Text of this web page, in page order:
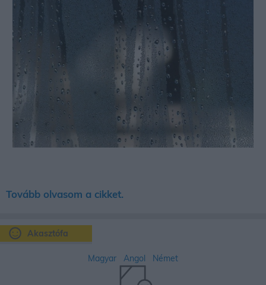
Akasztófa
Magyar Angol Német
Tovább olvasom a cikket.